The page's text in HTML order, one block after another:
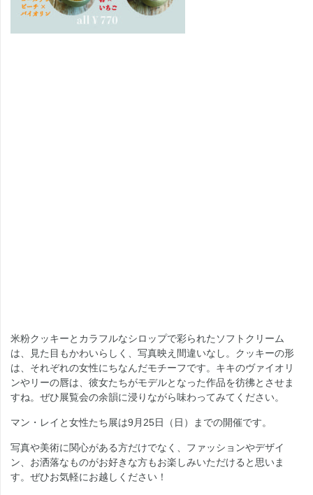
米粉クッキーとカラフルなシロップで彩られたソフトクリーム
は、見た目もかわいらしく、写真映え間違いなし。クッキーの形
は、それぞれの女性にちなんだモチーフです。キキのヴァイオリ
ンやリーの唇は、彼女たちがモデルとなった作品を彷彿とさせま
すね。ぜひ展覧会の余韻に浸りながら味わってみてください。
マン・レイと女性たち展は9月25日（日）までの開催です。
写真や美術に関心がある方だけでなく、ファッションやデザイ
ン、お洒落なものがお好きな方もお楽しみいただけると思いま
す。ぜひお気軽にお越しください！